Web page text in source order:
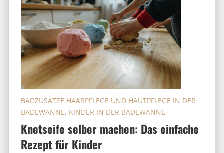
Knetseife selber machen: Das einfache
Rezept für Kinder
BADZUSÄTZE HAARPFLEGE UND HAUTPFLEGE IN DER
BADEWANNE, KINDER IN DER BADEWANNE